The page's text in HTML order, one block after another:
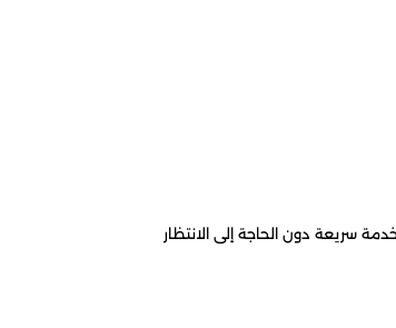
سريعة دون الحاجة إلى الانتظار